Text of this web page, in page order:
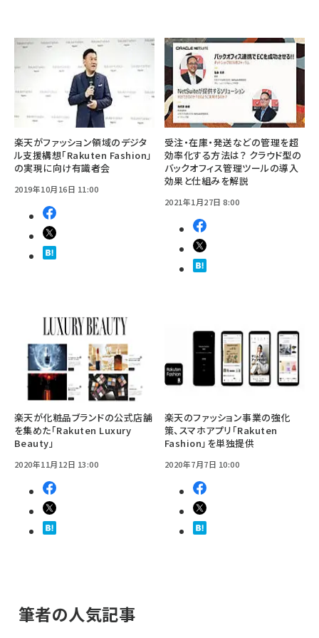
楽天がファッション領域のデジタ
ル支援構想「Rakuten Fashion」
の実現に向け有識者会
2019年10月16日 11:00
受注・在庫・発送などの管理を超
効率化する方法は？ クラウド型の
バックオフィス管理ツールの導入
効果と仕組みを解説
2021年1月27日 8:00
楽天が化粧品ブランドの公式店舗
を集めた「Rakuten Luxury
Beauty」
2020年11月12日 13:00
楽天のファッション事業の強化
策、スマホアプリ「Rakuten
Fashion」を単独提供
2020年7月7日 10:00
筆者の人気記事